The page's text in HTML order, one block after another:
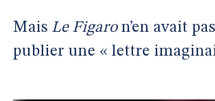
Mais Le Figaron’en avait
publier une « lettre